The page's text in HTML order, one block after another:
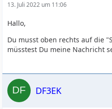
13. Juli 2022 um 11:06
Hallo,
Du musst oben rechts auf die
müsstest Du meine Nachricht
DF3EK